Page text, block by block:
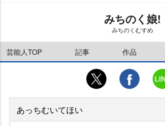
みちのく娘!
みちのくむすめ
芸能人TOP 記事 作品
あっちむいてほい